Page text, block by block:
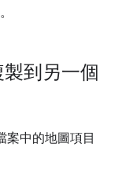
。
到另一個
案中的地圖項目